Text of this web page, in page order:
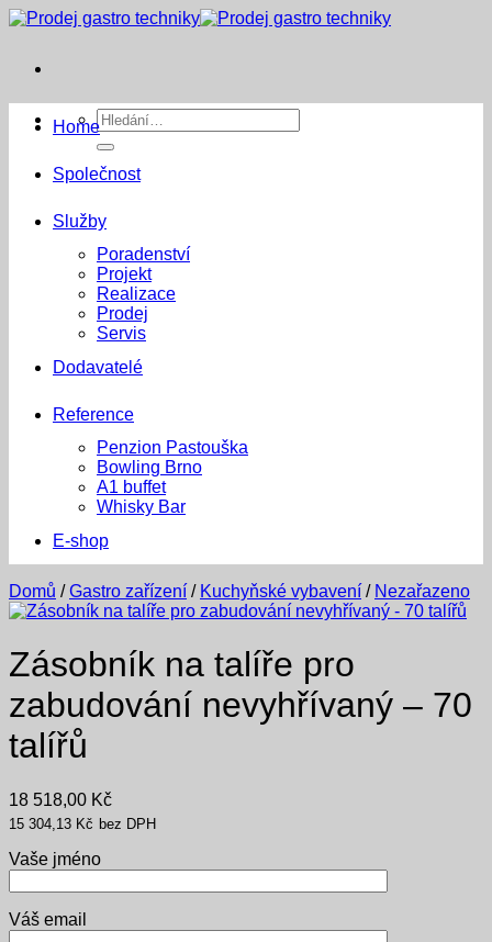
Přeskočit
Hledat:
Home
Společnost
Služby
Poradenství
Projekt
Realizace
Prodej
Servis
Dodavatelé
Reference
Penzion Pastouška
Bowling Brno
A1 buffet
Whisky Bar
E-shop
Domů / Gastro zařízení / Kuchyňské vybavení / Nezařazeno
Zásobník na talíře pro
zabudování nevyhřívaný – 70
talířů
18 518,00 Kč
15 304,13 Kč bez DPH
Vaše jméno
Váš email